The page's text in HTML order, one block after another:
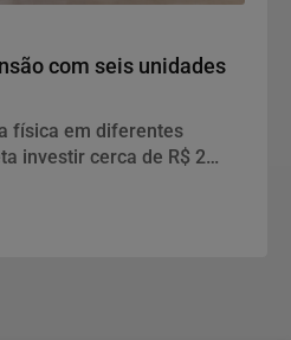
com seis unidades
física em diferentes
investir cerca de R$ 2